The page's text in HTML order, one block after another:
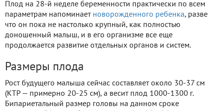
Плод на 28-й неделе беременности практически по всем
параметрам напоминает новорожденного ребенка, разве
что он пока не настолько крупный, как полностью
доношенный малыш, и в его организме все еще
продолжается развитие отдельных органов и систем.
Размеры плода
Рост будущего малыша сейчас составляет около 30-37 см
(КТР — примерно 20-25 см), а весит плод 1000-1300 г.
Бипариетальный размер головы на данном сроке